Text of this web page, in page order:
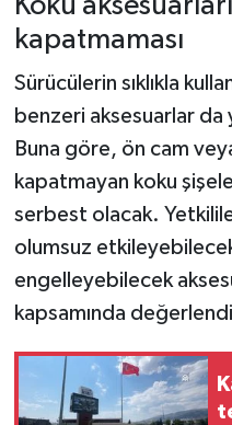
Koku
kapatmaması
Sürücülerin sıklıkla
benzeri aksesuarlar
Buna göre, ön cam
kapatmayan koku
serbest olacak.
olumsuz
engelleyebilecek
kapsamında